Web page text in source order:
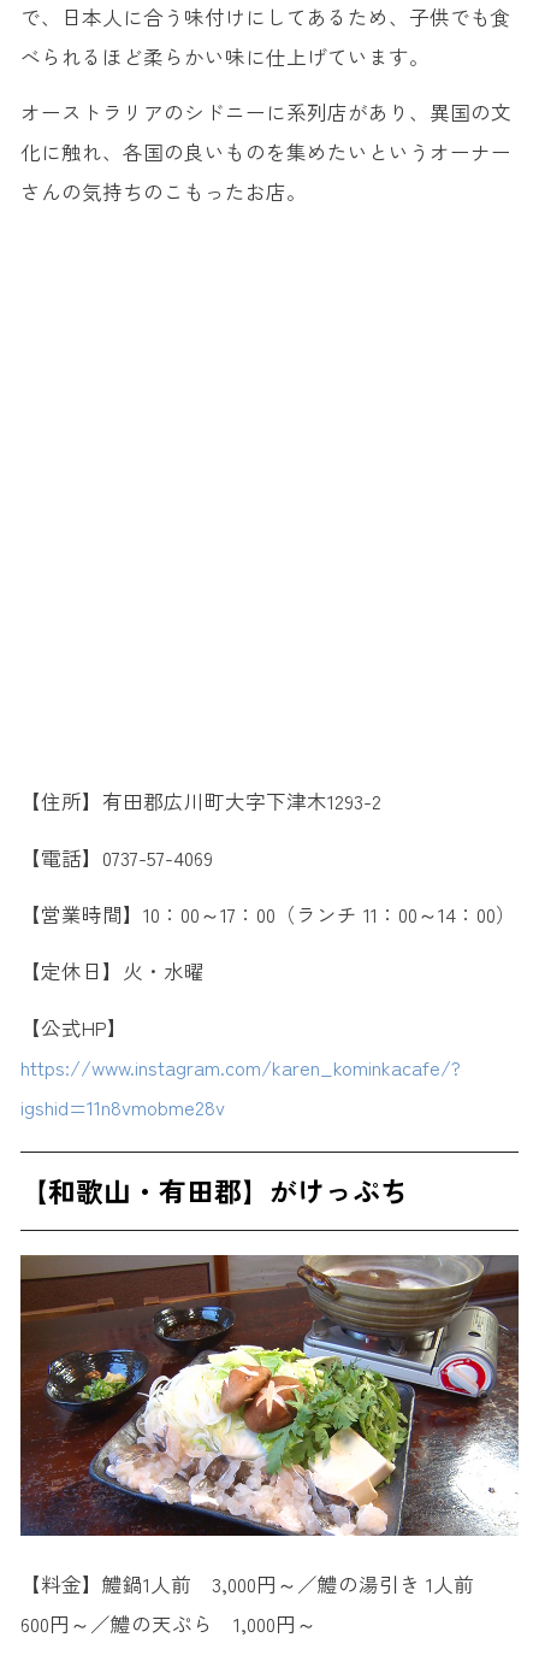
で、日本人に合う味付けにしてあるため、子供でも食
べられるほど柔らかい味に仕上げています。
オーストラリアのシドニーに系列店があり、異国の文
化に触れ、各国の良いものを集めたいというオーナー
さんの気持ちのこもったお店。
【住所】有田郡広川町大字下津木1293-2
【電話】0737-57-4069
【営業時間】10：00～17：00（ランチ 11：00～14：00）
【定休日】火・水曜
【公式HP】
https://www.instagram.com/karen_kominkacafe/?
igshid=11n8vmobme28v
【和歌山・有田郡】がけっぷち
【料金】鱧鍋1人前 3,000円～／鱧の湯引き 1人前
600円～／鱧の天ぷら 1,000円～